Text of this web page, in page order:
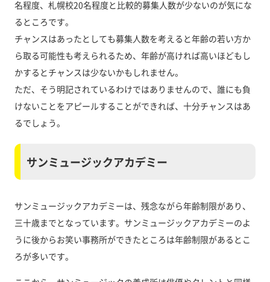
名程度、札幌校20名程度と比較的募集人数が少ないのが気にな
るところです。
チャンスはあったとしても募集人数を考えると年齢の若い方か
ら取る可能性も考えられるため、年齢が高ければ高いほどもし
かするとチャンスは少ないかもしれません。
ただ、そう明記されているわけではありませんので、誰にも負
けないことをアピールすることができれば、十分チャンスはあ
るでしょう。
サンミュージックアカデミー
サンミュージックアカデミーは、残念ながら年齢制限があり、
三十歳までとなっています。サンミュージックアカデミーのよ
うに後からお笑い事務所ができたところは年齢制限があるとこ
ろが多いです。